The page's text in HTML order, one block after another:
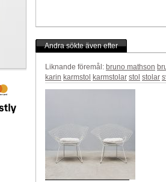
Andra sökte även efter
Liknande föremål: bruno mathson
karin karmstol karmstolar stol stolar